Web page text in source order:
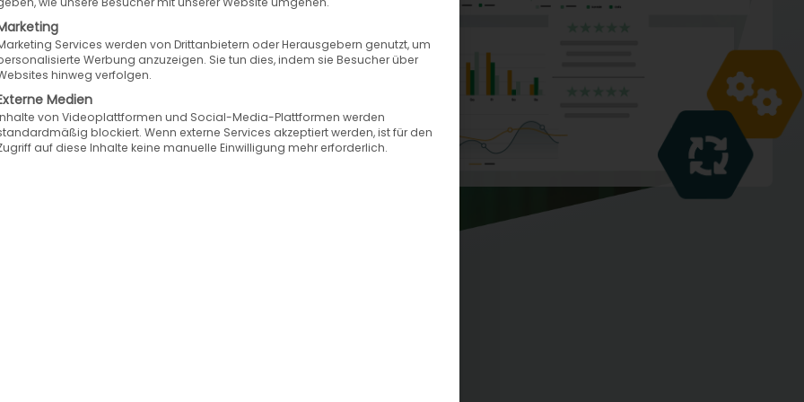
transparent
in your
Services werden von Drittanbietern oder Herausgebern genutzt, um
Werbung anzuzeigen. Sie tun dies, indem sie Besucher über
hinweg verfolgen.
Medien
von Videoplattformen und Social-Media-Plattformen werden
blockiert. Wenn externe Services akzeptiert werden, ist für den
auf diese Inhalte keine manuelle Einwilligung mehr erforderlich.